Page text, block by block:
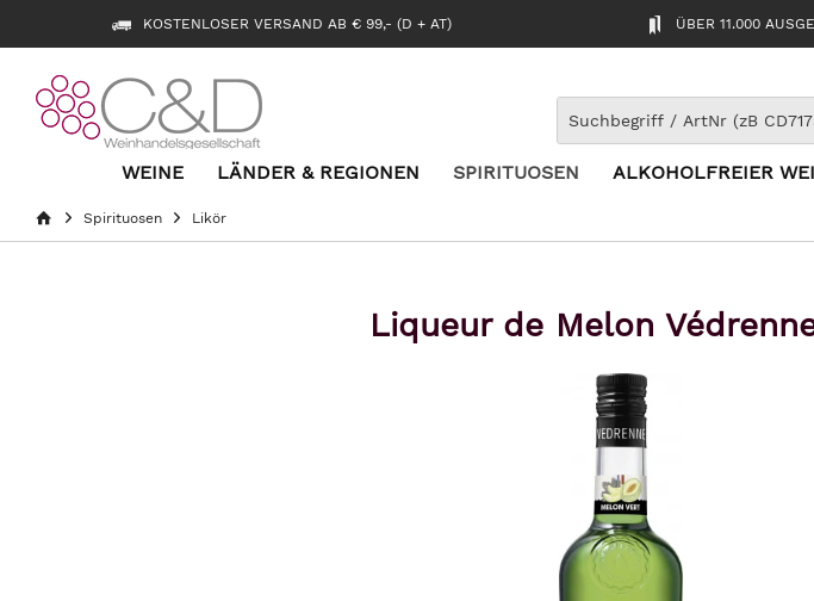
KOSTENLOSER VERSAND AB € 99,- (D + AT) ÜBER 11.000
WEINE LÄNDER & REGIONEN SPIRITUOSEN ALKOHOLFREIER
Spirituosen Likör
Liqueur de Melon